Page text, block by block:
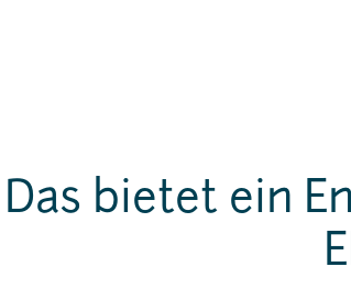
Das bietet ein